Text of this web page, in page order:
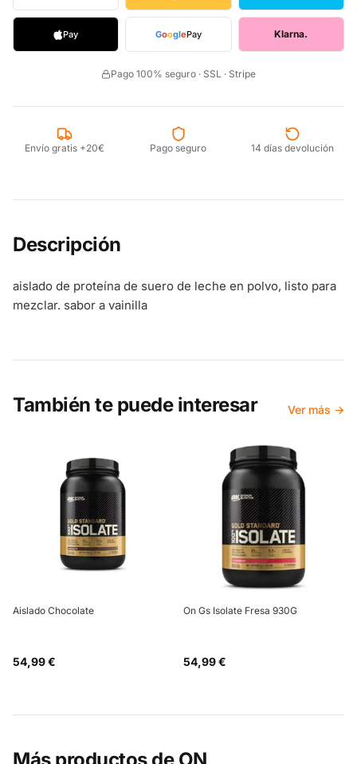
Pay GooglePay Klarna.
Pago 100% seguro · SSL · Stripe
Envío gratis +20€ Pago seguro 14 días devolución
Descripción
aislado de proteína de suero de leche en polvo, listo para
mezclar. sabor a vainilla
También te puede interesar Ver más →
Aislado Chocolate
54,99 €
On Gs Isolate Fresa 930G
54,99 €
Más productos de ON